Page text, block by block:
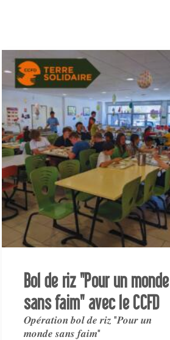
Bol de riz "Pour un monde
sans faim" avec le CCFD
𝑶𝒑𝒆́𝒓𝒂𝒕𝒊𝒐𝒏 𝒃𝒐𝒍 𝒅𝒆 𝒓𝒊𝒛 "𝑷𝒐𝒖𝒓 𝒖𝒏
𝒎𝒐𝒏𝒅𝒆 𝒔𝒂𝒏𝒔 𝒇𝒂𝒊𝒎"